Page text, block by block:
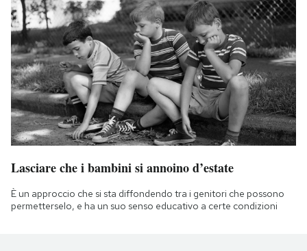
Lasciare che i bambini si annoino d’estate
È un approccio che si sta diffondendo tra i genitori che possono
permetterselo, e ha un suo senso educativo a certe condizioni